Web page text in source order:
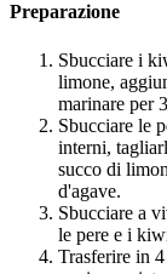
Preparazione
Sbucciare i
limone,
marinare per
Sbucciare le
interni,
succo di
d'agave.
Sbucciare a
le pere e i
Trasferire in